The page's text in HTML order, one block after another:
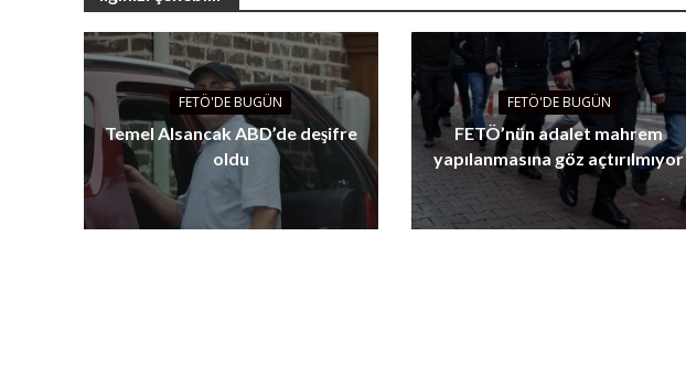
FETÖ'DE BUGÜN
Temel Alsancak ABD’de deşifre
oldu
FETÖ'DE BUGÜN
FETÖ’nün adalet mahrem
yapılanmasına göz açtırılmıyor